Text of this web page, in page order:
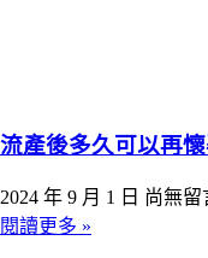
流產後多久可以再
2024 年 9 月 1 日 尚無留
閱讀更多 »